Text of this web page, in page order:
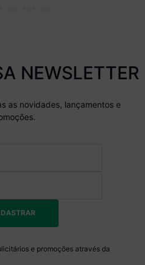
NEWSLETTER
as novidades, lançamentos e
e promoções através da